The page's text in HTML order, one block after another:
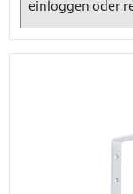
einloggenoder